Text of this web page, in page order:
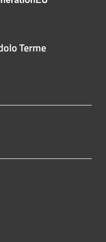
Terme